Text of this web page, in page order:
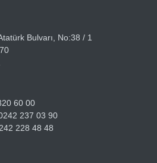
Bulvarı, No:38 / 1
60 00
237 03 90
228 48 48